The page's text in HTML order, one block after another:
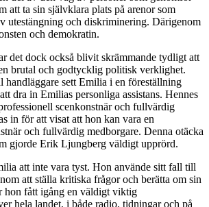
att ta sin självklara plats på arenor som
utestängning och diskriminering. Därigenom
och demokratin.
det dock också blivit skrämmande tydligt att
brutal och godtycklig politisk verklighet.
handläggare sett Emilia i en föreställning
dra in Emilias personliga assistans. Hennes
scenkonstnär och fullvärdig
in för att visat att hon kan vara en
och fullvärdig medborgare. Denna otäcka
gjorde Erik Ljungberg väldigt upprörd.
att inte vara tyst. Hon använde sitt fall till
att ställa kritiska frågor och berätta om sin
hon fått igång en väldigt viktig
hela landet, i både radio, tidningar och på